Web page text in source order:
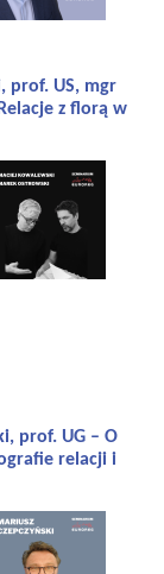
prof. US, mgr
z florą w
prof. UG – O
relacji i